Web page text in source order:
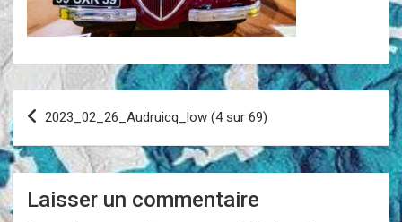
Navigation
de
l’article
2023_02_26_Audruicq_low (4 sur 69)
Laisser un commentaire